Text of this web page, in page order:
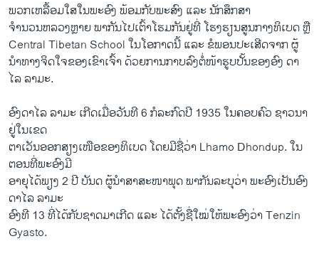
ພາສາຕ່າງໆ
ພວກ​ເຫລື້ອມ​ໃສໃນພະ​ອົງ ພ້ອມ​ກັບພະສົງ ​ແລະ ນັກ​ສຶກສາ
ຈຳນວນ​ຫລວງຫຼາຍ ພາກັນໄປເຕົ້າ​ໂຮມ​ກັນ​ຢູ່​ທີ່ ​ໂຮງຮຽນ​ສູນ​ກາງທິ​ເບ​ດ ຫຼື
Central Tibetan School ​ໃນໂອກາດນີ້ ​ແລະ ຂໍ​ພອນ​ປະ​ເສີດ​ຈາກ ຜູ້
ນຳ​ທາງ​ຈິດ​ໃຈ​ຂອງເຂົາ​ເຈົ້າ ດ້ວຍ​ການ​ກາບ​ລົງ​ຕໍ່ໜ້າ​ຮູບ​ປັ້ນ​ຂອງອົງ ດາ​
ໄລ ລາ​ມະ.
ອົງດາ​ໄລ ລາ​ມະ ເກີດເມື່ອວັນ​ທີ 6 ກໍລະກົດປີ 1935 ໃນຄອບຄົວ​ ຊາວນາ ​
ຢູ່​ໃນເຂດ
​ຕາ​ເວັນ​ອອກສຽງ​ເໜືອ​ຂອງທິ​ເບ​ດ ໂດຍ​ມີ​ຊື່ວ່າ Lhamo Dhondup. ​ໃນ
ຕອນ​ທີ່ພະອົງ​ມີ​
ອາຍຸ​ໄດ້​ພຽງ 2 ປີ ບັນດ ຜູ້ນຳ​ສາສະໜາ​ພຸດ ​ພາກັນ​ລະບຸ​ວ່າ ພະອົງ​ເປັນອົງ
ດາ​ໄລ ລາ​ມະ
ອົງ​ທີ 13 ທີ່​ໄດ້​ກັບ​ຊາດ​ມາ​ເກີດ ​ແລະ ​ໄດ້​ຕັ້ງຊື່​ໃໝ່​ໃຫ້​ພະອົງ​ວ່າ Tenzin
Gyasto.